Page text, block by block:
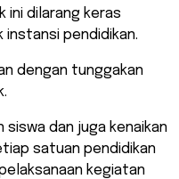
ini dilarang keras
pendidikan.
dengan tunggakan
siswa dan juga kenaikan
satuan pendidikan
kegiatan